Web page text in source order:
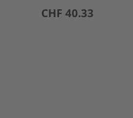
preis
CHF 40.33